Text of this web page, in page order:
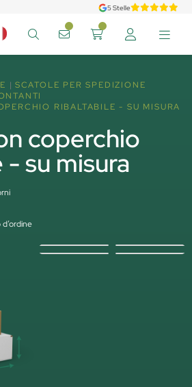
5 Stelle
SCATOLE PER SPEDIZIONE
RIBALTABILE - SU MISURA
coperchio
su misura